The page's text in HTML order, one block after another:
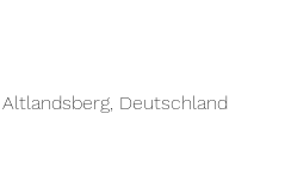
Deutschland